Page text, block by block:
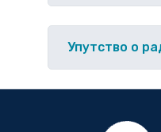
Упутство o